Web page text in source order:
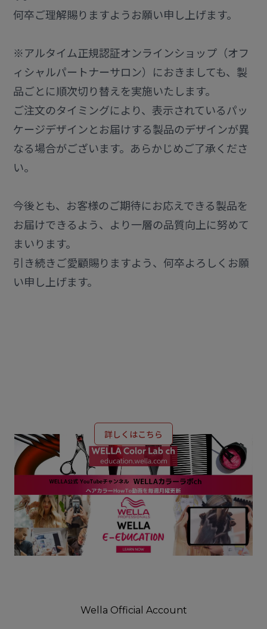
何卒ご理解賜りますようお願い申し上げます。
※アルタイム正規認証オンラインショップ（オフ
ィシャルパートナーサロン）におきましても、製
品ごとに順次切り替えを実施いたします。
ご注文のタイミングにより、表示されているパッ
ケージデザインとお届けする製品のデザインが異
なる場合がございます。あらかじめご了承くださ
い。
今後とも、お客様のご期待にお応えできる製品を
お届けできるよう、より一層の品質向上に努めて
まいります。
引き続きご愛顧賜りますよう、何卒よろしくお願
い申し上げます。
詳しくはこちら
Wella Official Account